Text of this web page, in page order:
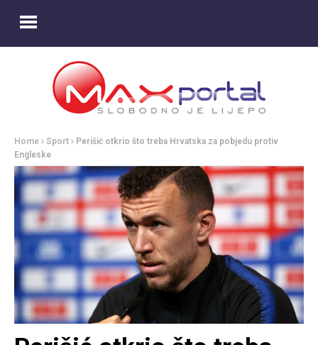
Home Sport
Perišić otkrio što treba Hrvatska za pobjedu protiv
Engleske